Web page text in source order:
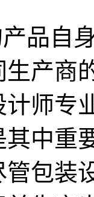
品自
生产商
计师专
其中重
管包装